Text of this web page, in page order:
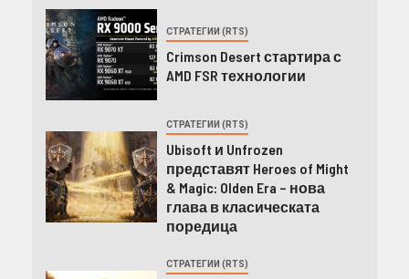
СТРАТЕГИИ (RTS)
Crimson Desert стартира с
AMD FSR технологии
СТРАТЕГИИ (RTS)
Ubisoft и Unfrozen
представят Heroes of Might
& Magic: Olden Era – нова
глава в класическата
поредица
СТРАТЕГИИ (RTS)